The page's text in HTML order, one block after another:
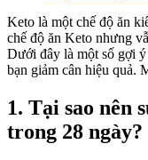
Keto là một chế độ ăn
chế độ ăn Keto nhưng
Dưới đây là một số gợi
bạn giảm cân hiệu quả.
1. Tại sao nên
trong 28 ngày?